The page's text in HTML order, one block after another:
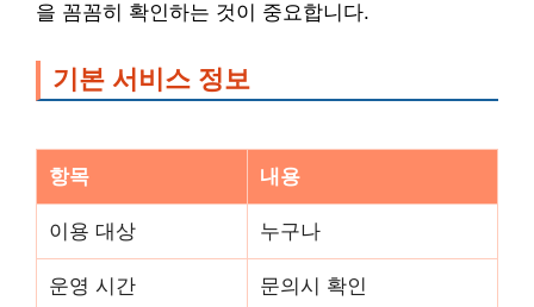
을 꼼꼼히 확인하는 것이 중요합니다.
기본 서비스 정보
항목 내용
이용 대상 누구나
운영 시간 문의시 확인